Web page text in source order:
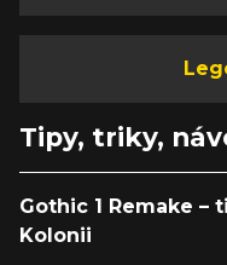
Tipy, triky,
Gothic 1 Remake –
Kolonii